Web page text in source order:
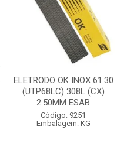
ELETRODO OK INOX 61.30
(UTP68LC) 308L (CX)
2.50MM ESAB
Código: 9251
Embalagem: KG